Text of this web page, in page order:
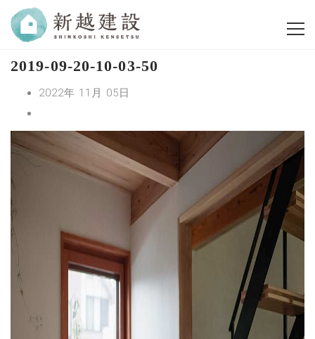
2019-09-20-10-03-50
2022年 11月 05日